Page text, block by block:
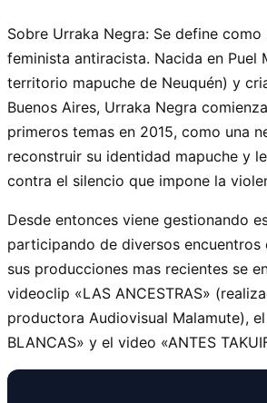
Sobre Urraka Negra: Se define
feminista antiracista. Nacida en Puel
territorio mapuche de Neuquén) y
Buenos Aires, Urraka Negra
primeros temas en 2015, como una
reconstruir su identidad mapuche y
contra el silencio que impone la
Desde entonces viene gestionando
participando de diversos encuentros
sus producciones mas recientes se
videoclip «LAS ANCESTRAS»
productora Audiovisual Malamute), el
BLANCAS» y el video «ANTES